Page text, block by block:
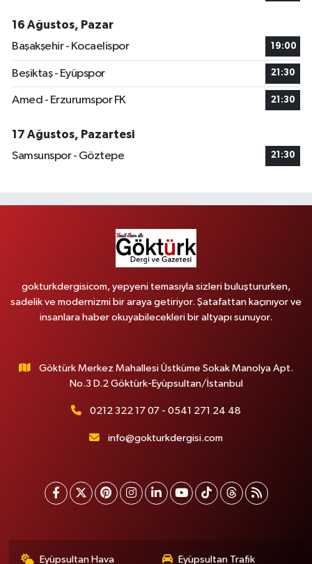
16 Ağustos, Pazar
Başakşehir - Kocaelispor
19:00
Beşiktaş - Eyüpspor 21:30
Amed - Erzurumspor FK 21:30
17 Ağustos, Pazartesi
Samsunspor - Göztepe
21:30
gokturkdergisicom, yepyeni temasıyla sizleri buluştururken,
sadelik ve modernizmi bir araya getiriyor. Şatafattan kaçınıyor ve
insanlara haber okuyabilecekleri bir altyapı sunuyor.
Göktürk Merkez Mahallesi Üstküme Sokak Manolya Apt.
No.3 D.2 Göktürk-Eyüpsultan/İstanbul
0212 322 17 07 - 0541 271 24 48
info@gokturkdergisi.com
Eyüpsultan Hava Eyüpsultan Trafik